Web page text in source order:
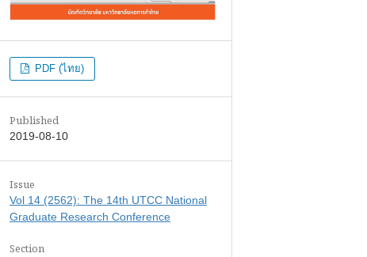
PDF (ไทย)
Published
2019-08-10
Issue
Vol 14 (2562): The 14th UTCC National
Graduate Research Conference
Section